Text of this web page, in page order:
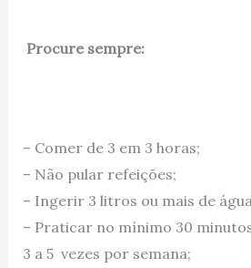
Procure sempre:
– Comer de 3 em 3 horas;
– Não pular refeições;
– Ingerir 3 litros ou mais de
– Praticar no mínimo 30
3 a 5 vezes por semana;